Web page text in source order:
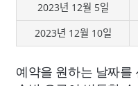
2023년 12월 5일
2023년 12월 10일
예약을 원하는 날짜